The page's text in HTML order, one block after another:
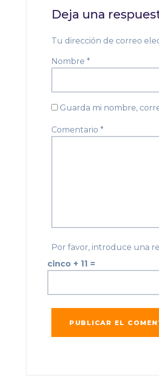
Deja una
Tu dirección de correo
Nombre *
Guarda mi nombre,
Comentario *
Por favor, introduce una
cinco + 11 =